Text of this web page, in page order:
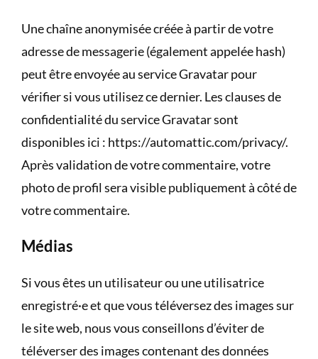
Une chaîne anonymisée créée à partir de votre
adresse de messagerie (également appelée hash)
peut être envoyée au service Gravatar pour
vérifier si vous utilisez ce dernier. Les clauses de
confidentialité du service Gravatar sont
disponibles ici : https://automattic.com/privacy/.
Après validation de votre commentaire, votre
photo de profil sera visible publiquement à côté de
votre commentaire.
Médias
Si vous êtes un utilisateur ou une utilisatrice
enregistré·e et que vous téléversez des images sur
le site web, nous vous conseillons d’éviter de
téléverser des images contenant des données